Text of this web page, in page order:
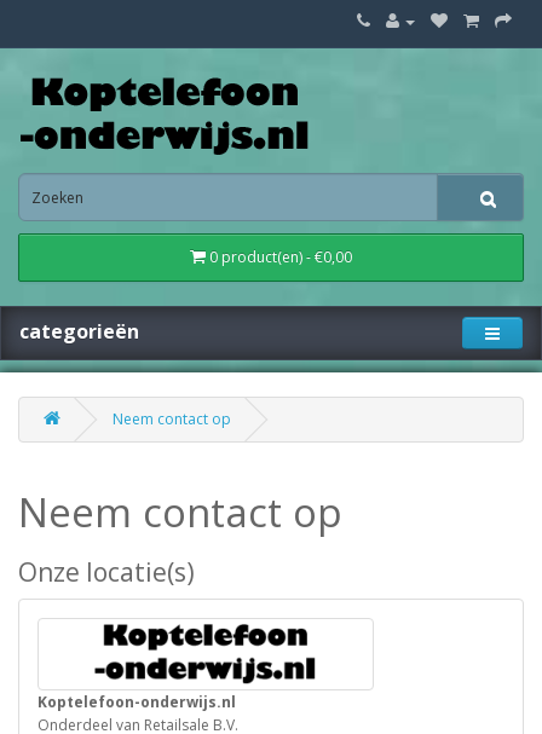
0 product(en) - €0,00
categorieën
Neem contact op
Neem contact op
Onze locatie(s)
Koptelefoon-onderwijs.nl
Onderdeel van Retailsale B.V.